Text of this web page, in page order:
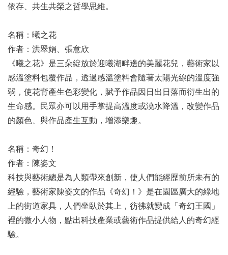
依存、共生共榮之哲學思維。
名稱：曦之花
作者：洪翠娟、張意欣
《曦之花》是三朵綻放於迎曦湖畔邊的美麗花兒，藝術家以
感溫塗料包覆作品，透過感溫塗料會隨著太陽光線的溫度強
弱，使花背產生色彩變化，賦予作品因日出日落而衍生出的
生命感。民眾亦可以用手掌提高溫度或澆水降溫，改變作品
的顏色、與作品產生互動，增添樂趣。
名稱：奇幻！
作者：陳姿文
科技與藝術總是為人類帶來創新，使人們能經歷前所未有的
經驗，藝術家陳姿文的作品《奇幻！》是在園區廣大的綠地
上的街道家具，人們坐臥於其上，彷彿就變成「奇幻王國」
裡的微小人物，點出科技產業或藝術作品提供給人的奇幻經
驗。